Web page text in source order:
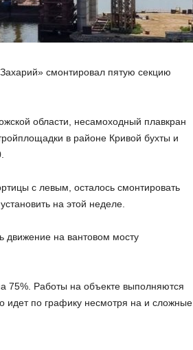
смонтировал пятую секцию
области, несамоходный плавкран
в районе Кривой бухты и
с левым, осталось смонтировать
на этой неделе.
на вантовом мосту
75%. Работы на объекте выполняются
идет по графику несмотря на и сложные